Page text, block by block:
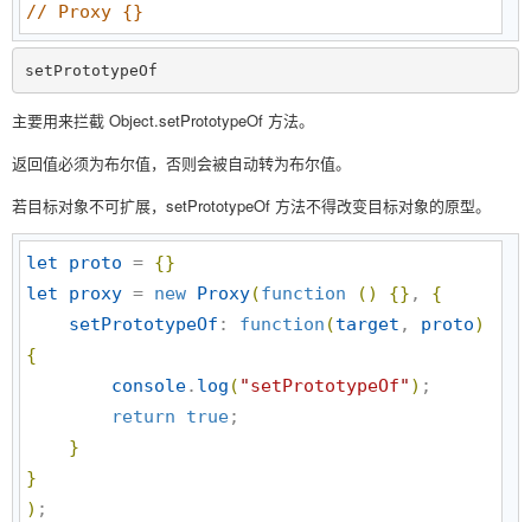
// Proxy {}
setPrototypeOf
主要用来拦截 Object.setPrototypeOf 方法。
返回值必须为布尔值，否则会被自动转为布尔值。
若目标对象不可扩展，setPrototypeOf 方法不得改变目标对象的原型。
let proto = {}
let
proxy = new Proxy(function ( ) {} , {
setPrototypeOf : function (target , proto)
{
console. log ( "setPrototypeOf" ) ;
return
true;
}
}
)